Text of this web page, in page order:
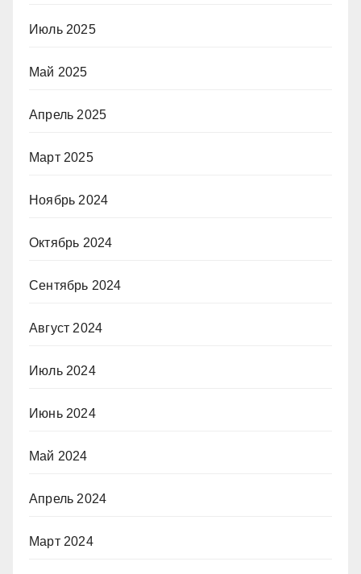
Июль 2025
Май 2025
Апрель 2025
Март 2025
Ноябрь 2024
Октябрь 2024
Сентябрь 2024
Август 2024
Июль 2024
Июнь 2024
Май 2024
Апрель 2024
Март 2024